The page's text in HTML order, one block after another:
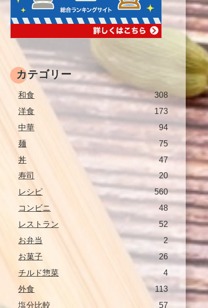
カテゴリー
和食
308
洋食
173
中華
94
麺
75
丼
47
寿司
20
レシピ
560
コンビニ
48
レストラン
52
お弁当
2
お菓子
26
チルド惣菜
4
外食
113
塩分比較
57